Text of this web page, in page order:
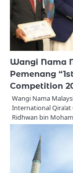
Wangi Nama
Pemenang
Competition
Wangi Nama
International Qira’at
Ridhwan bin